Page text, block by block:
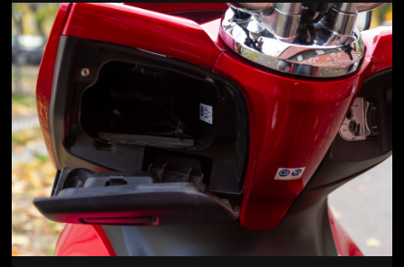
Jön még kép!